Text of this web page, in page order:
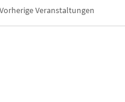
Veranstaltungen